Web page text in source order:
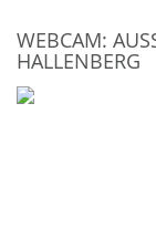
WEBCAM:
HALLENBERG